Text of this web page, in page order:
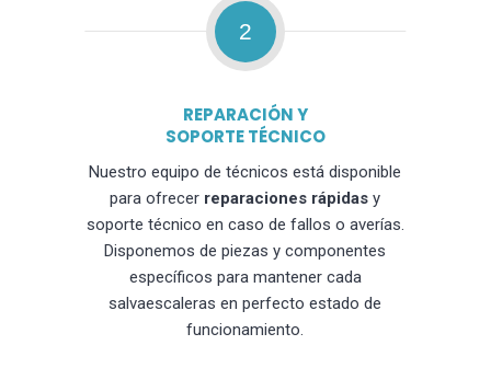
2
REPARACIÓN Y
SOPORTE TÉCNICO
Nuestro equipo de técnicos está disponible
para ofrecer reparaciones rápidas y
soporte técnico en caso de fallos o averías.
Disponemos de piezas y componentes
específicos para mantener cada
salvaescaleras en perfecto estado de
funcionamiento.